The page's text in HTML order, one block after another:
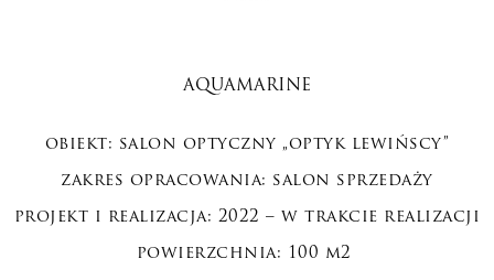
AQUAMARINE
obiekt: salon optyczny „optyk lewińscy”
zakres opracowania: salon sprzedaży
projekt i realizacja: 2022 – w trakcie realizacji
powierzchnia: 100 m2